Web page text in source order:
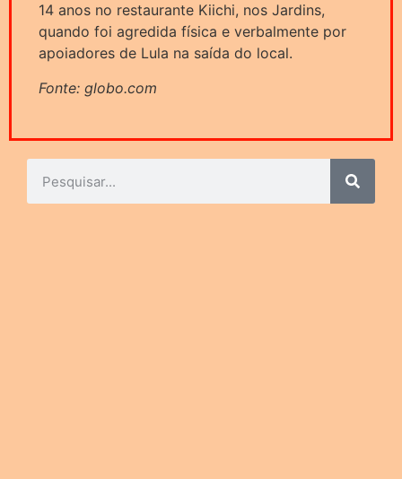
14 anos no restaurante Kiichi, nos Jardins,
quando foi agredida física e verbalmente por
apoiadores de Lula na saída do local.
Fonte: globo.com